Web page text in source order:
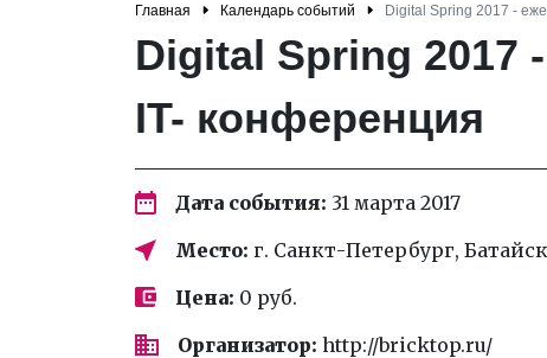
Главная Календарь событий Digital Spring 2017 -
Digital Spring 2017
IT- конференция
Дата события: 31 марта 2017
Место: г. Санкт-Петербург,
Цена: 0 руб.
Организатор: http://bricktop.ru/